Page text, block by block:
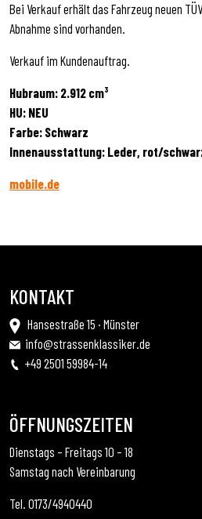
Bei Verkauf erhält das Fahrzeug neuen
Abnahme sind vorhanden.
Verkauf im Kundenauftrag.
Hubraum: 2.912 cm³
HU: NEU
Farbe: Schwarz
Innenausstattung: Leder, rot/
mobile.de
KONTAKT
Hansestraße 15 · Münster
info@strassenklassiker.de
+49 2501 59984-14
ÖFFNUNGSZEITEN
Dienstags – Freitags 10 – 18
Samstag nach Vereinbarung
Tel. 0173/4940440